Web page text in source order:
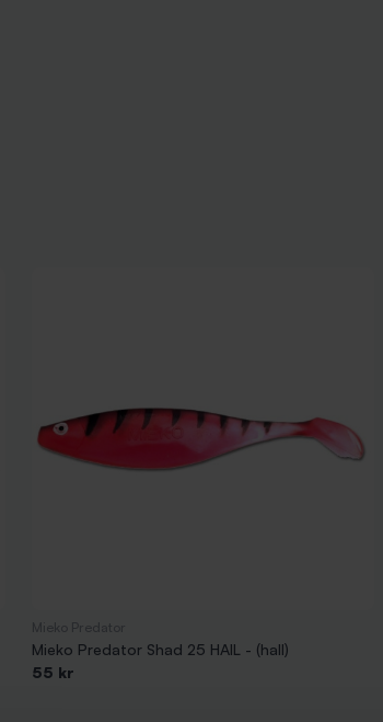
Mieko Predator Shad 25 HAIL - (hall)
55 kr